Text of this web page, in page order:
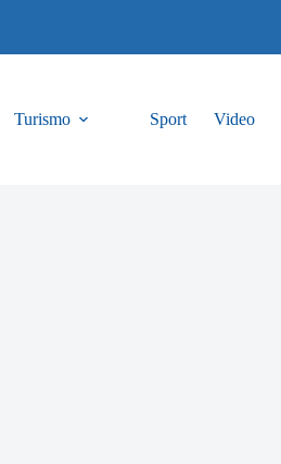
Turismo Sport Video